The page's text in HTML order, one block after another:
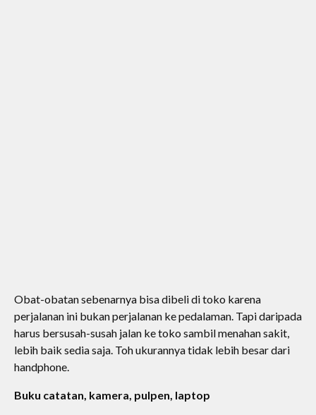
Obat-obatan sebenarnya bisa dibeli di toko karena
perjalanan ini bukan perjalanan ke pedalaman. Tapi daripada
harus bersusah-susah jalan ke toko sambil menahan sakit,
lebih baik sedia saja. Toh ukurannya tidak lebih besar dari
handphone.
Buku catatan, kamera, pulpen, laptop